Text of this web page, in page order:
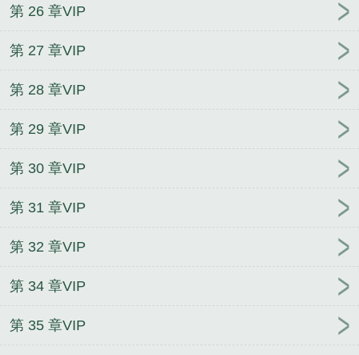
第 26 章VIP
第 27 章VIP
第 28 章VIP
第 29 章VIP
第 30 章VIP
第 31 章VIP
第 32 章VIP
第 34 章VIP
第 35 章VIP